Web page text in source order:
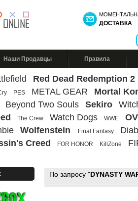
ДОСТАВКА
Наши Продавцы Правила
Red Dead Redemption 2
PES METAL GEAR Mortal
Beyond Two Souls Sekiro
The Crew Watch Dogs WWE
Wolfenstein Final Fantasy
Creed FOR HONOR KillZone
По запросу "DYNASTY